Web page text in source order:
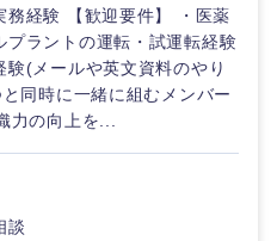
務経験 【歓迎要件】 ・医薬
プラントの運転・試運転経験
験(メールや英文資料のやり
同時に一緒に組むメンバー
力の向上を...
談